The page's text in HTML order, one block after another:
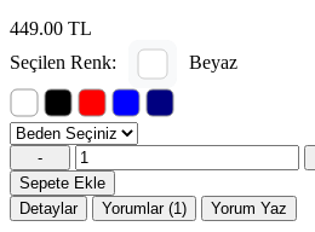
449.00 TL
Seçilen Renk:
Beyaz
-
Sepete Ekle
Detaylar
Yorumlar (1) Yorum Yaz